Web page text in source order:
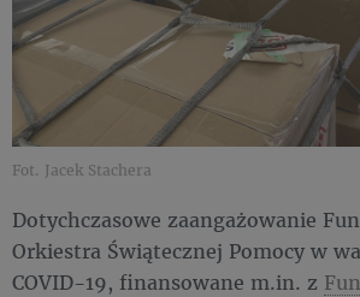
Fot. Jacek Stachera
Dotychczasowe zaangażowanie
Orkiestra Świątecznej Pomocy w
COVID-19, finansowane m.in. z